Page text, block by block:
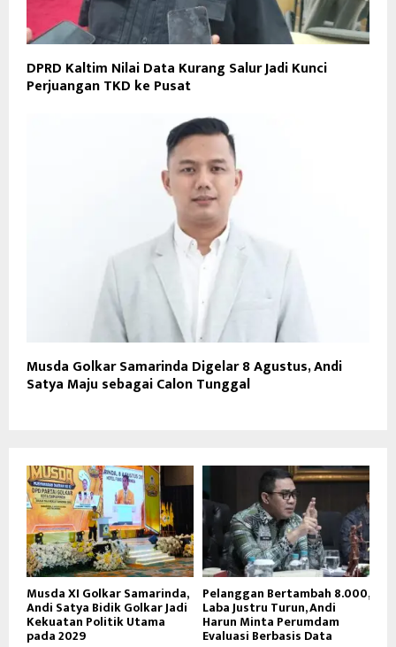
DPRD Kaltim Nilai Data Kurang Salur Jadi Kunci
Perjuangan TKD ke Pusat
Musda Golkar Samarinda Digelar 8 Agustus, Andi
Satya Maju sebagai Calon Tunggal
Musda XI Golkar Samarinda,
Andi Satya Bidik Golkar Jadi
Kekuatan Politik Utama
pada 2029
Pelanggan Bertambah 8.000,
Laba Justru Turun, Andi
Harun Minta Perumdam
Evaluasi Berbasis Data